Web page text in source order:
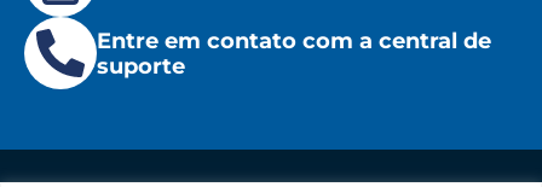
Entre em contato com a central de
suporte